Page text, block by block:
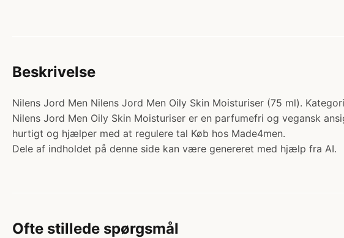
Beskrivelse
Nilens Jord Men Nilens Jord Men Oily Skin Moisturiser (75 ml).
Nilens Jord Men Oily Skin Moisturiser er en parfumefri og vegansk
hurtigt og hjælper med at regulere tal Køb hos Made4men.
Dele af indholdet på denne side kan være genereret med hjælp fra AI.
Ofte stillede spørgsmål